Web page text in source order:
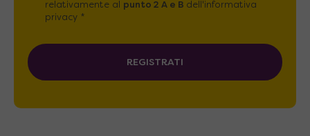
relativamente al punto 2 A e B dell'informativa
privacy *
REGISTRATI